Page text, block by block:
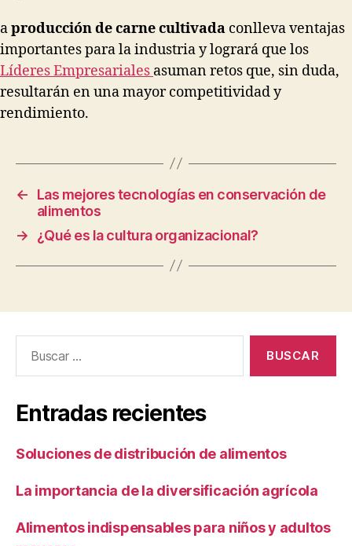
aproducción de carne cultivada conlleva ventajas
importantes para la industria y logrará que los
Líderes Empresariales asuman retos que, sin duda,
resultarán en una mayor competitividad y
rendimiento.
←
Las mejores tecnologías en conservación de
alimentos
→
¿Qué es la cultura organizacional?
Entradas recientes
Soluciones de distribución de alimentos
La importancia de la diversificación agrícola
Alimentos indispensables para niños y adultos